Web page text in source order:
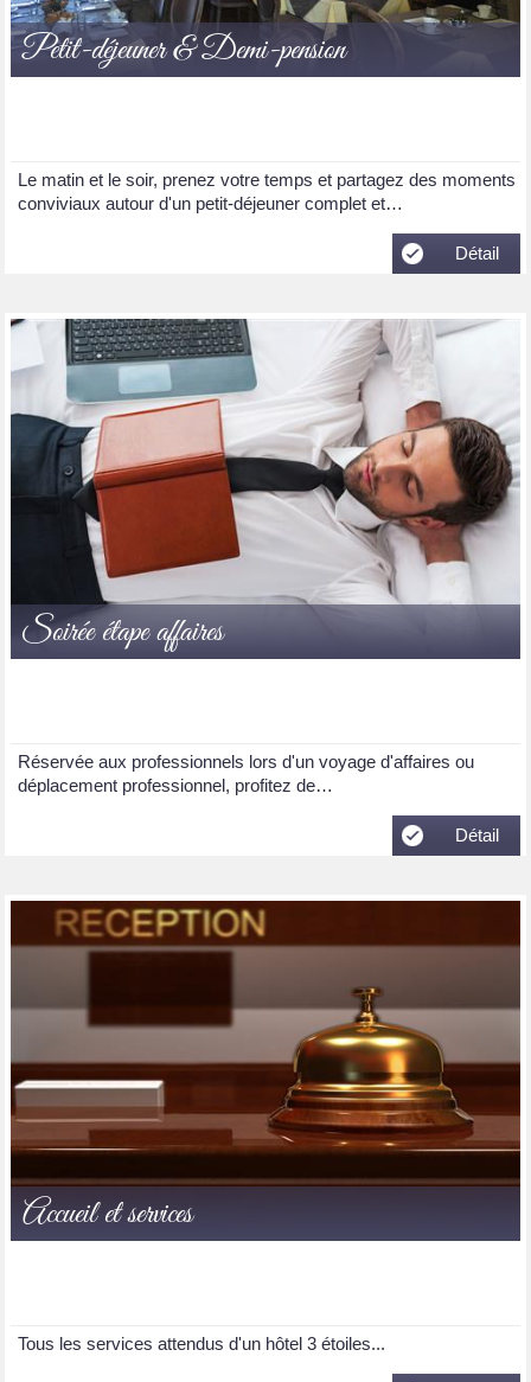
Petit-déjeuner & Demi-pension
Le matin et le soir, prenez votre temps et partagez des moments
conviviaux autour d'un petit-déjeuner complet et…
Détail
Soirée étape affaires
Réservée aux professionnels lors d'un voyage d'affaires ou
déplacement professionnel, profitez de…
Détail
Accueil et services
Tous les services attendus d'un hôtel 3 étoiles...